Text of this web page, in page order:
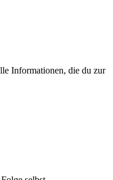
Informationen, die du zur